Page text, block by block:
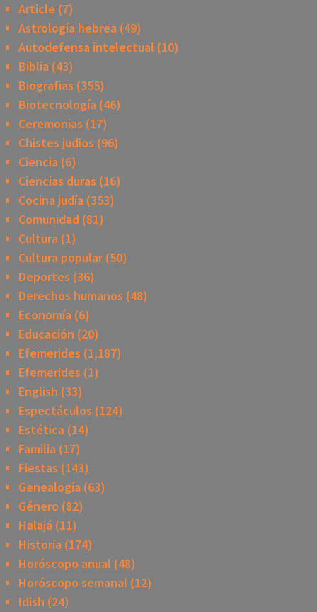
Article (7)
Astrología hebrea(49)
Autodefensa intelectual (10)
Biblia(43)
Biografias (355)
Biotecnología(46)
Ceremonias (17)
Chistes judios (96)
Ciencia(6)
Ciencias duras (16)
Cocina judía(353)
Comunidad(81)
Cultura(1)
Cultura popular(50)
Deportes (36)
Derechos humanos (48)
Economía(6)
Educación (20)
Efemerides (1,187)
Efemerides (1)
English (33)
Espectáculos (124)
Estética(14)
Familia(17)
Fiestas (143)
Genealogía(63)
Género (82)
Halajá(11)
Historia(174)
Horóscopo anual (48)
Horóscopo semanal (12)
Idish (24)